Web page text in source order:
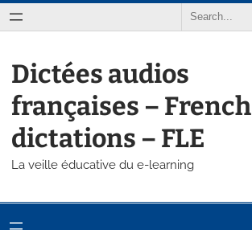
Aller
au
Search
Dictées audios
françaises – French
dictations – FLE
La veille éducative du e-learning